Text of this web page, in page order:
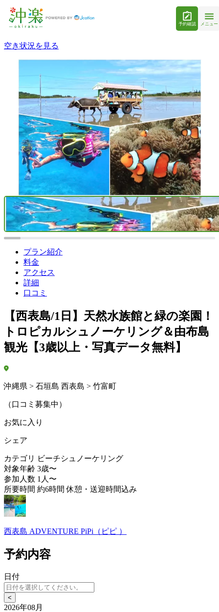
予約確認 メニュー
空き状況を見る
プラン紹介
料金
アクセス
詳細
口コミ
【西表島/1日】天然水族館と緑の楽園！
トロピカルシュノーケリング＆由布島
観光【3歳以上・写真データ無料】
沖縄県 > 石垣島 西表島 > 竹富町
（口コミ募集中）
お気に入り
シェア
カテゴリ
ビーチシュノーケリング
対象年齢 3歳〜
参加人数 1人〜
所要時間 約6時間 休憩・送迎時間込み
西表島 ADVENTURE PiPi（ピピ ）
予約内容
日付
<
2026年08月